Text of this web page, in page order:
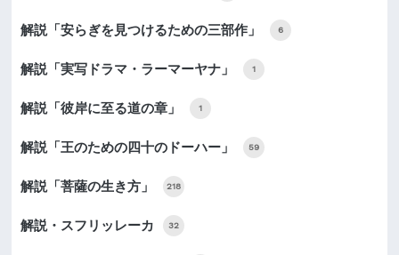
解説「安らぎを見つけるための三部作」 6
解説「実写ドラマ・ラーマーヤナ」 1
解説「彼岸に至る道の章」 1
解説「王のための四十のドーハー」 59
解説「菩薩の生き方」 218
解説・スフリッレーカ 32